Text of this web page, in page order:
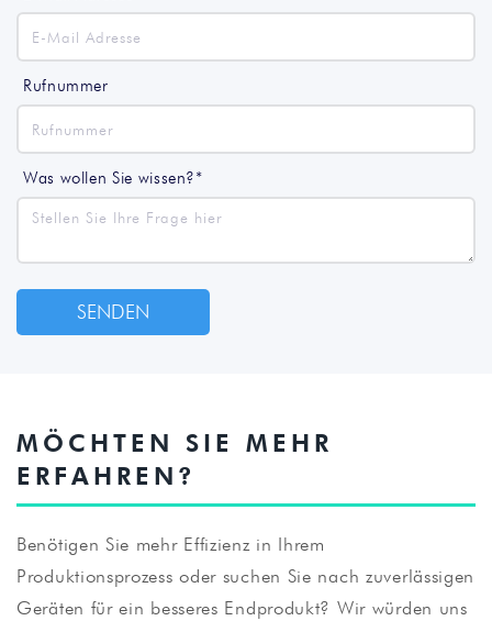
Rufnummer
Was wollen Sie wissen?*
MÖCHTEN SIE MEHR
ERFAHREN?
Benötigen Sie mehr Effizienz in Ihrem
Produktionsprozess oder suchen Sie nach zuverlässigen
Geräten für ein besseres Endprodukt? Wir würden uns